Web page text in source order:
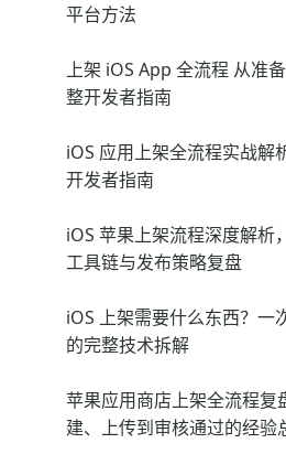
平台方法
上架 iOS App 全流程 从准
整开发者指南
iOS 应用上架全流程实战解
开发者指南
iOS 苹果上架流程深度解析
工具链与发布策略复盘
iOS 上架需要什么东西？一
的完整技术拆解
苹果应用商店上架全流程复
建、上传到审核通过的经验